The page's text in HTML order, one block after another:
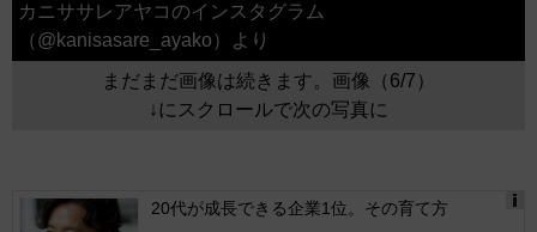
カニササレアヤコのインスタグラム
（@kanisasare_ayako）より
まだまだ画像は続きます。画像（6/7）
↓にスクロールで次の写真に
20代が成長できる企業1位。その育て方